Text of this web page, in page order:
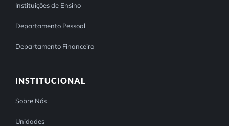
Instituições de Ensino
Departamento Pessoal
Departamento Financeiro
INSTITUCIONAL
Sobre Nós
Unidades